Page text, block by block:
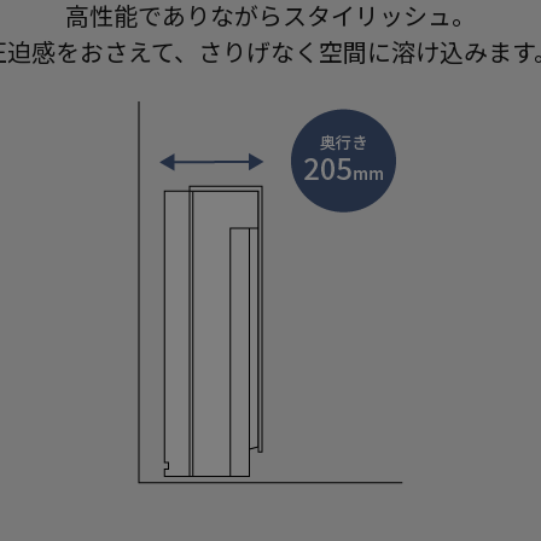
高性能でありながらスタイリッシュ。
迫感をおさえて、さりげなく空間に溶け込みます